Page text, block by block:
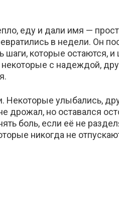
еду и дали имя —
в недели. Он
шаги, которые остаются,
некоторые с надеждой,
Некоторые улыбались,
дрожал, но оставался
боль, если её не
никогда не